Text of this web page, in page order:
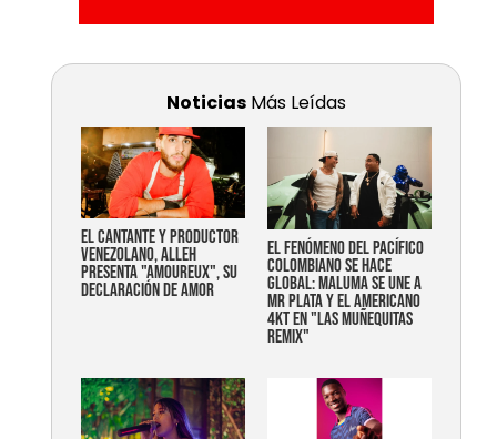
Noticias Más Leídas
EL CANTANTE Y PRODUCTOR
VENEZOLANO, ALLEH
PRESENTA "AMOUREUX", SU
DECLARACIÓN DE AMOR
EL FENÓMENO DEL PACÍFICO
COLOMBIANO SE HACE
GLOBAL: MALUMA SE UNE A
MR PLATA Y EL AMERICANO
4KT EN "LAS MUÑEQUITAS
REMIX"